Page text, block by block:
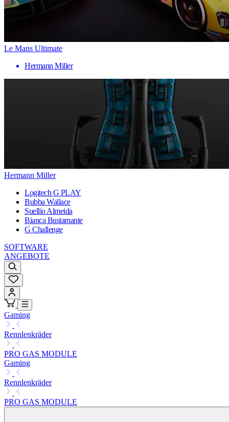
Le Mans Ultimate
Hermann Miller
Hermann Miller
Logitech G PLAY
Bubba Wallace
Suellio Almeida
Bianca Bustamante
G Challenge
SOFTWARE
ANGEBOTE
Gaming
Rennlenkräder
PRO GAS MODULE
Gaming
Rennlenkräder
PRO GAS MODULE